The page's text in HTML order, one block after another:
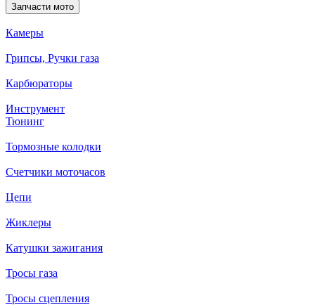
Запчасти мото
Камеры
Грипсы, Ручки газа
Карбюраторы
Инструмент
Тюнинг
Тормозные колодки
Счетчики моточасов
Цепи
Жиклеры
Катушки зажигания
Тросы газа
Тросы сцепления